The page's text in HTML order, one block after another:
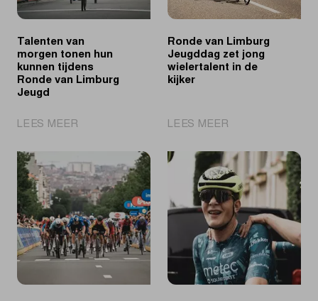
Talenten van
morgen tonen hun
kunnen tijdens
Ronde van Limburg
Jeugd
LEES MEER
morgen
tonen
hun
kunnen
tijdens
Ronde
van
Limburg
Ronde van Limburg
Jeugddag zet jong
wielertalent in de
kijker
LEES MEER
van
Limburg
Jeugddag
zet
jong
wielertalent
in
de
kijker